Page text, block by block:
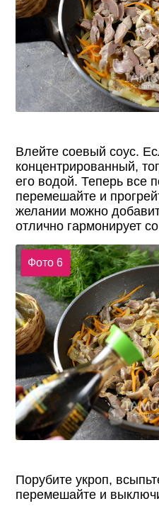
Влейте соевый соус.
концентрированный,
его водой. Теперь все
перемешайте и
желании можно
отлично гармонирует
Фото 6
Порубите укроп,
перемешайте и